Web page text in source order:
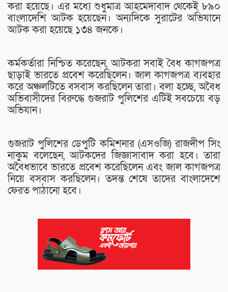
করা হয়েছে। এর মধ্যে শুধুমাত্র আহমেদাবাদ থেকেই ৮৯০
বাংলাদেশি আটক হয়েছেন। অন্যদিকে সুরাটের অভিযানে
আটক করা হয়েছে ১৩৪ জনকে।
কর্মকর্তারা নিশ্চিত করেছেন, আটকরা সবাই বৈধ কাগজপত্র
ছাড়াই ভারতে প্রবেশ করেছিলেন। জাল কাগজপত্র ব্যবহার
করে অঞ্চলটিতে বসবাস করছিলেন তারা। বলা হচ্ছে, অবৈধ
অভিবাসীদের বিরুদ্ধে গুজরাট পুলিশের এটিই সবচেয়ে বড়
অভিযান।
গুজরাট পুলিশের ডেপুটি কমিশনার (এসওজি) রাজদীপ সিং
নাকুম বলেছেন, আটকদের জিজ্ঞাসাবাদ করা হবে। তারা
অবৈধভাবে ভারতে প্রবেশ করেছিলেন এবং জাল কাগজপত্র
নিয়ে বসবাস করছিলেন। তদন্ত শেষে তাদের বাংলাদেশে
ফেরত পাঠানো হবে।